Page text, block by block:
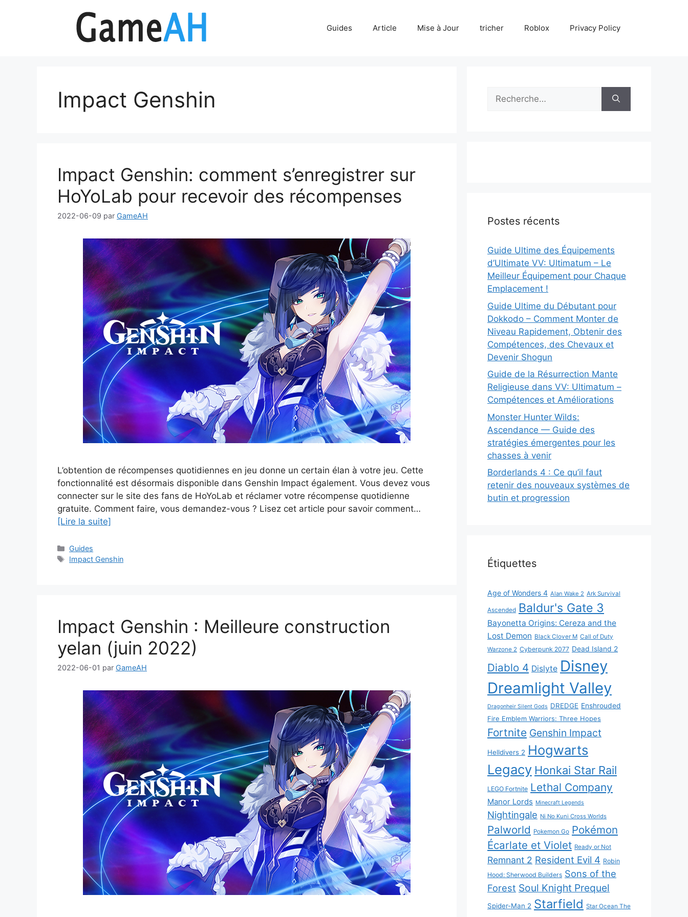
Guides Article Mise à Jour tricher Roblox Privacy Policy
Impact Genshin
Impact Genshin: comment s’enregistrer sur
HoYoLab pour recevoir des récompenses
2022-06-09 par GameAH
L’obtention de récompenses quotidiennes en jeu donne un certain élan à votre jeu. Cette
fonctionnalité est désormais disponible dans Genshin Impact également. Vous devez vous
connecter sur le site des fans de HoYoLab et réclamer votre récompense quotidienne
gratuite. Comment faire, vous demandez-vous ? Lisez cet article pour savoir comment…
[Lire la suite]
Catégories
Guides
Étiquettes
Impact Genshin
Impact Genshin : Meilleure construction
yelan (juin 2022)
2022-06-01 par GameAH
Rechercher :
Postes récents
Guide Ultime des Équipements
d’Ultimate VV: Ultimatum – Le
Meilleur Équipement pour Chaque
Emplacement !
Guide Ultime du Débutant pour
Dokkodo – Comment Monter de
Niveau Rapidement, Obtenir des
Compétences, des Chevaux et
Devenir Shogun
Guide de la Résurrection Mante
Religieuse dans VV: Ultimatum –
Compétences et Améliorations
Monster Hunter Wilds:
Ascendance — Guide des
stratégies émergentes pour les
chasses à venir
Borderlands 4 : Ce qu’il faut
retenir des nouveaux systèmes de
butin et progression
Étiquettes
Age of Wonders 4 Alan Wake 2 Ark Survival
Ascended Baldur's Gate 3
Bayonetta Origins: Cereza and the
Lost Demon Black Clover M Call of Duty
Warzone 2 Cyberpunk 2077 Dead Island 2
Diablo 4 Dislyte Disney
Dreamlight Valley
Dragonheir Silent Gods DREDGE Enshrouded
Fire Emblem Warriors: Three Hopes
Fortnite Genshin Impact
Helldivers 2 Hogwarts
Legacy Honkai Star Rail
LEGO Fortnite Lethal Company
Manor Lords Minecraft Legends
Nightingale Ni No Kuni Cross Worlds
Palworld Pokemon Go Pokémon
Écarlate et Violet Ready or Not
Remnant 2 Resident Evil 4 Robin
Hood: Sherwood Builders Sons of the
Forest Soul Knight Prequel
Spider-Man 2 Starfield Star Ocean The